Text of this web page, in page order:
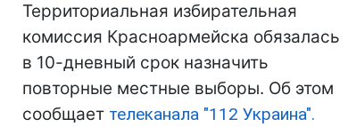
Территориальная избирательная
комиссия Красноармейска обязалась
в 10-дневный срок назначить
повторные местные выборы. Об этом
сообщает телеканала "112 Украина".